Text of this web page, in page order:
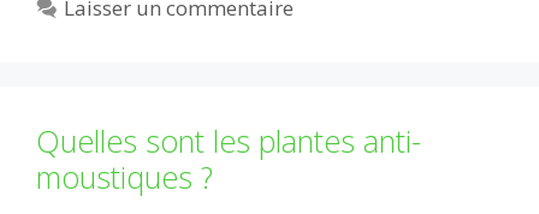
Laisser un commentaire
Quelles sont les plantes anti-
moustiques ?